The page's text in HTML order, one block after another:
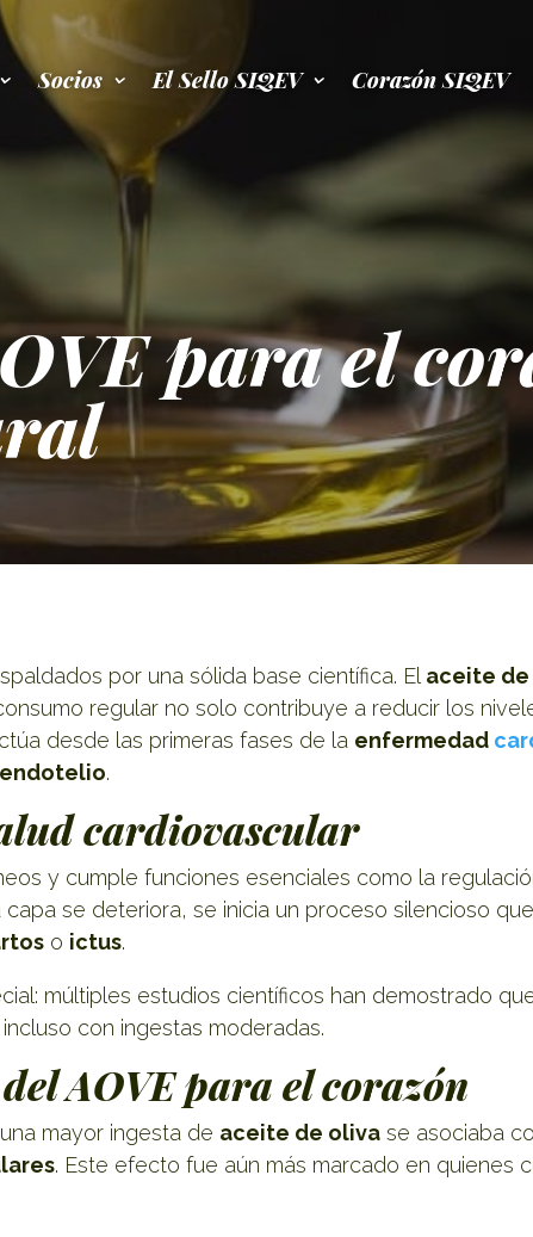
Socios El Sello SIQEV Corazón SIQEV
para el
por una sólida base científica. Elaceite
regular no solo contribuye a reducir los
desde las primeras fases de la enfermedad
endotelio.
cardiovascular
y cumple funciones esenciales como la
se deteriora, se inicia un proceso silencioso
o ictus.
múltiples estudios científicos han demostrado
incluso con ingestas moderadas.
AOVE para el corazón
mayor ingesta de aceite de oliva se asociaba
. Este efecto fue aún más marcado en quienes